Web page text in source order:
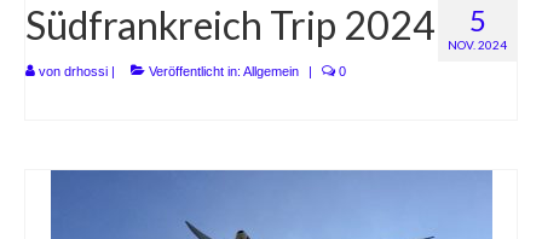
5
NOV. 2024
Südfrankreich Trip 2024
von drhossi Veröffentlicht in: Allgemein 0